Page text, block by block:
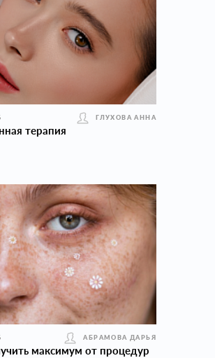
ГЛУХОВА АННА
терапия
АБРАМОВА ДАРЬЯ
максимум от процедур